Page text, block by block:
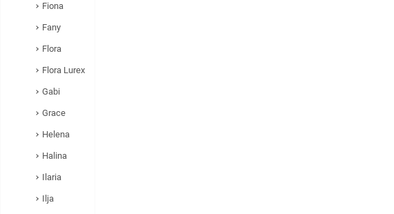
Fiona
Fany
Flora
Flora Lurex
Gabi
Grace
Helena
Halina
Ilaria
Ilja